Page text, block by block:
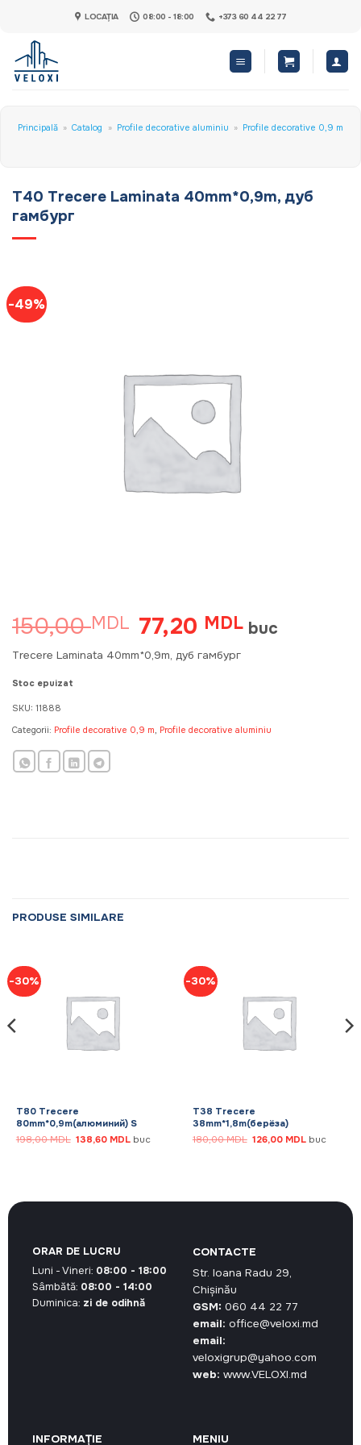
content
LOCAȚIA 08:00 - 18:00 +373 60 44 22 77
Principală » Catalog » Profile decorative aluminiu » Profile decorative 0,9 m
T40 Trecere Laminata 40mm*0,9m, дуб
гамбург
-49%
150,00MDL Prețul
inițial
a
77,20 MDLPrețul
curent
buc
Trecere Laminata 40mm*0,9m, дуб гамбург
Stoc epuizat
SKU: 11888
Categorii: Profile decorative 0,9 m, Profile decorative aluminiu
PRODUSE SIMILARE
-30%
T80 Trecere
80mm*0,9m(алюминий) S
198,00MDL Prețul
inițial
138,60 MDLPrețul
buc
-30%
T38 Trecere
38mm*1,8m(берёза)
180,00MDL Prețul
inițial
126,00 MDLPrețul
buc
CONTACTE
Str. Ioana Radu 29,
Chișinău
GSM: 060 44 22 77
email: office@veloxi.md
email:
veloxigrup@yahoo.com
web: www.VELOXI.md
INFORMAȚIE MENIU
ORAR DE LUCRU
Luni - Vineri: 08:00 - 18:00
Sâmbătă: 08:00 - 14:00
Duminica: zi de odihnă